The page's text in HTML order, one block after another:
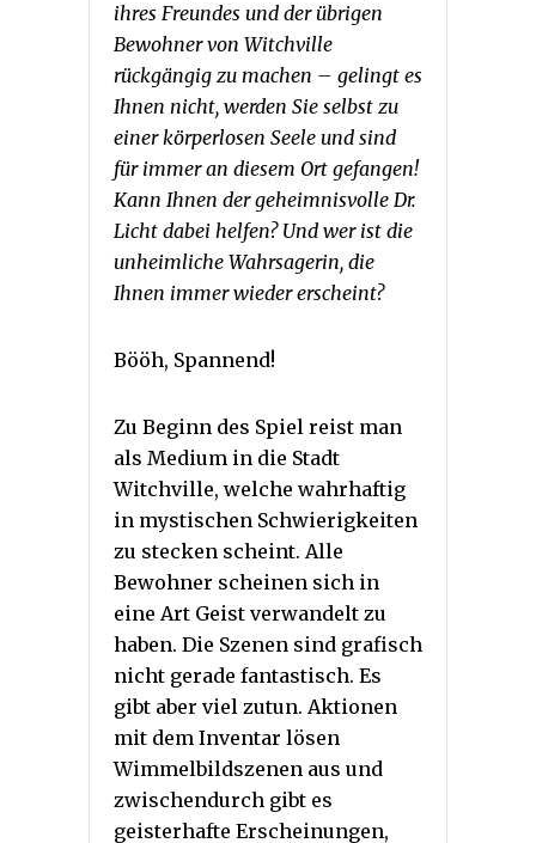
ihres Freundes und der übrigen
Bewohner von Witchville
rückgängig zu machen – gelingt es
Ihnen nicht, werden Sie selbst zu
einer körperlosen Seele und sind
für immer an diesem Ort gefangen!
Kann Ihnen der geheimnisvolle Dr.
Licht dabei helfen? Und wer ist die
unheimliche Wahrsagerin, die
Ihnen immer wieder erscheint?
Bööh, Spannend!
Zu Beginn des Spiel reist man
als Medium in die Stadt
Witchville, welche wahrhaftig
in mystischen Schwierigkeiten
zu stecken scheint. Alle
Bewohner scheinen sich in
eine Art Geist verwandelt zu
haben. Die Szenen sind grafisch
nicht gerade fantastisch. Es
gibt aber viel zutun. Aktionen
mit dem Inventar lösen
Wimmelbildszenen aus und
zwischendurch gibt es
geisterhafte Erscheinungen,